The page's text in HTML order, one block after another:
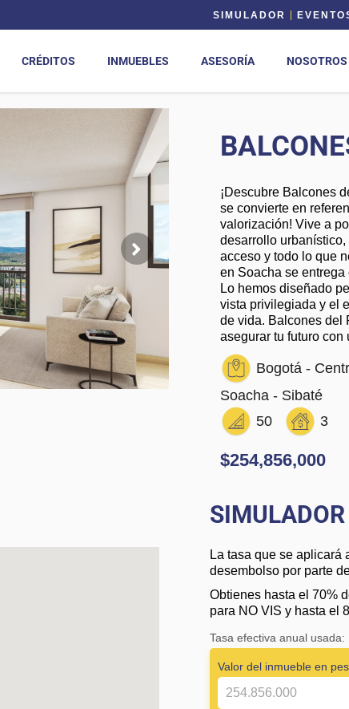
SIMULADOR
CRÉDITOS INMUEBLES ASESORÍA NOSOTROS
¡Descubre Balcones
se convierte en
valorización! Vive a
desarrollo
acceso y todo lo que
en Soacha se
Lo hemos diseñado
vista privilegiada y el
de vida. Balcones del
asegurar tu futuro
Bogotá -
Soacha - Sibaté
50
3
$254,856,000
La tasa que se aplicará
desembolso por parte
Obtienes hasta el 70%
para NO VIS y hasta el
Tasa efectiva anual usada:
Valor del inmueble en